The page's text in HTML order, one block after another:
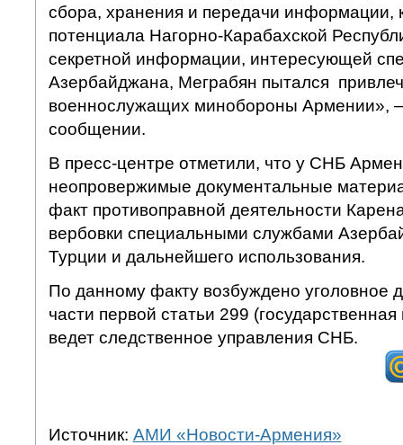
сбора, хранения и передачи информации,
потенциала Нагорно-Карабахской
секретной информации, интересующей
Азербайджана, Меграбян пытался
военнослужащих минобороны Армении»,
сообщении.
В пресс-центре отметили, что у СНБ
неопровержимые документальные
факт противоправной деятельности
вербовки специальными службами
Турции и дальнейшего использования.
По данному факту возбуждено уголовное
части первой статьи 299
ведет следственное управления СНБ.
Источник: АМИ «Новости-Армения»